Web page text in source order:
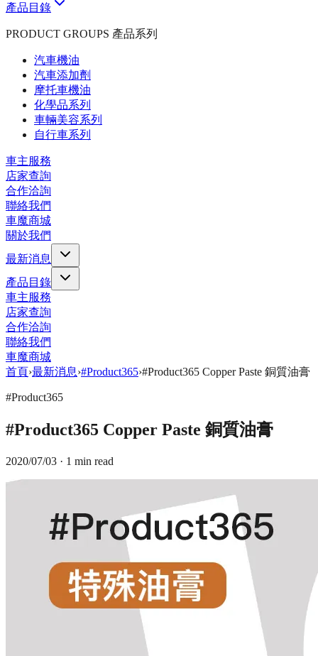
產品目錄
PRODUCT GROUPS 產品系列
汽車機油
汽車添加劑
摩托車機油
化學品系列
車輛美容系列
自行車系列
車主服務
店家查詢
合作洽詢
聯絡我們
車魔商城
關於我們
最新消息
產品目錄
車主服務
店家查詢
合作洽詢
聯絡我們
車魔商城
首頁›最新消息›#Product365›#Product365 Copper Paste 銅質油膏
#Product365
#Product365 Copper Paste 銅質油膏
2020/07/03 · 1 min read